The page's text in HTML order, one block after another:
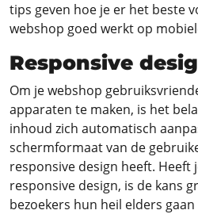
tips geven hoe je er het beste
webshop goed werkt op
Responsive
Om je webshop
apparaten te maken, is het
inhoud zich automatisch
schermformaat van de
responsive design heeft. Heeft
responsive design, is de kans
bezoekers hun heil elders